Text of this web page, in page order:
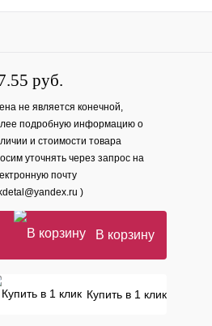
руб.
не является конечной,
подробную информацию о
и стоимости товара
уточнять через запрос на
почту
)
В корзину
Купить в 1 клик